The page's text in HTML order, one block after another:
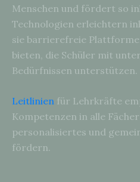
Menschen und fördert so
Technologien erleichtern
sie barrierefreie
bieten, die Schüler mit
Bedürfnissen unterstützen.
Leitlinien für Lehrkräfte
Kompetenzen in alle
personalisiertes und
fördern.